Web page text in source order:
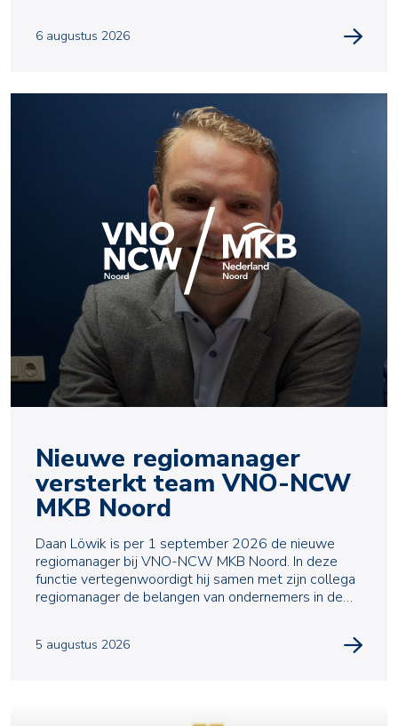
6 augustus 2026
Nieuwe regiomanager
versterkt team VNO-NCW
MKB Noord
Daan Löwik is per 1 september 2026 de nieuwe
regiomanager bij VNO-NCW MKB Noord. In deze
functie vertegenwoordigt hij samen met zijn collega
regiomanager de belangen van ondernemers in de
5 augustus 2026